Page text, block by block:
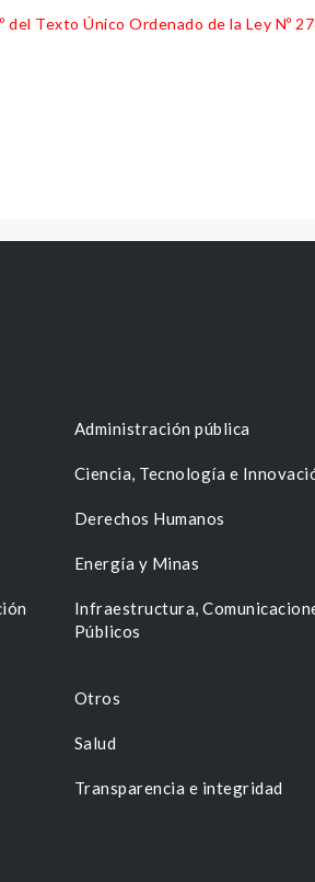
Texto Único Ordenado de la Ley Nº
Administración pública
Ciencia, Tecnología e
Derechos Humanos
Energía y Minas
Infraestructura,
Públicos
Otros
Salud
Transparencia e integridad